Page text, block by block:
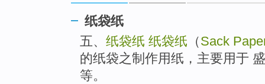
纸袋纸
五、 纸袋纸 纸袋纸 （Sack
的纸袋之制作用纸，主要用于
等。